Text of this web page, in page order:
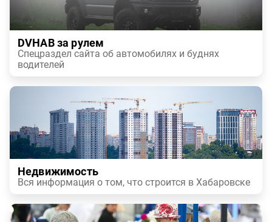
DVHAB за рулем
Спецраздел сайта об автомобилях и буднях
водителей
Недвижимость
Вся информация о том, что строится в Хабаровске